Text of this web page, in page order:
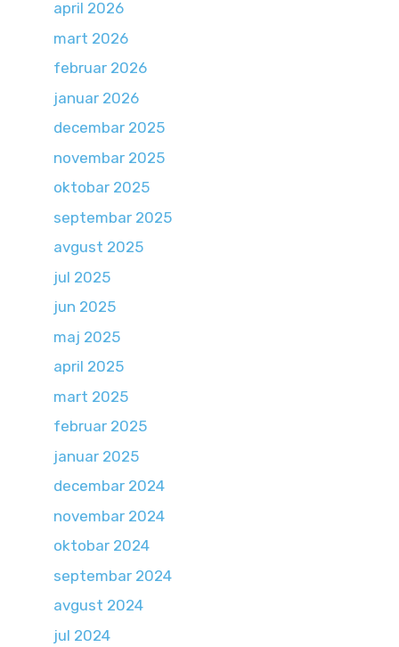
april 2026
mart 2026
februar 2026
januar 2026
decembar 2025
novembar 2025
oktobar 2025
septembar 2025
avgust 2025
jul 2025
jun 2025
maj 2025
april 2025
mart 2025
februar 2025
januar 2025
decembar 2024
novembar 2024
oktobar 2024
septembar 2024
avgust 2024
jul 2024